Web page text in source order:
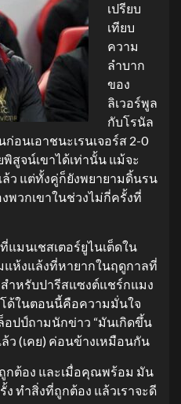
เปรียบ
เทียบ
ความ
ลำบาก
ของ
ลิเวอร์พูล
กับโรนัล
อนเอาชนะเรนเจอร์ส 2-0
สูจน์เขาได้เท่านั้น แม้จะ
ว แต่ทั้งคู่ก็ยังพยายามดิ้นรน
วกเขาในช่วงไม่กี่ครั้งที่
มนเชสเตอร์ยูไนเต็ดใน
ห้งแล้งที่หายากในฤดูกาลที่
ำหรับปารีสแซงต์แชร์กแมง
ด้ในตอนนี้คือความมั่นใจ
อปป์ถามนักข่าว “มันเกิดขึ้น
ว (เคย) ค่อนข้างเหมือนกัน
กต้อง และเมื่อคุณพร้อม มัน
ทำสิ่งที่ถูกต้อง แล้วเราจะดี